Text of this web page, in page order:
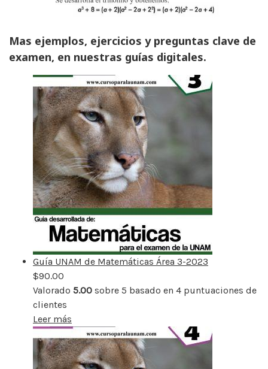
Mas ejemplos, ejercicios y preguntas clave de
examen, en nuestras guías digitales.
Guía UNAM de Matemáticas Área 3-2023
$90.00
Valorado 5.00 sobre 5 basado en 4 puntuaciones de
clientes
Leer más